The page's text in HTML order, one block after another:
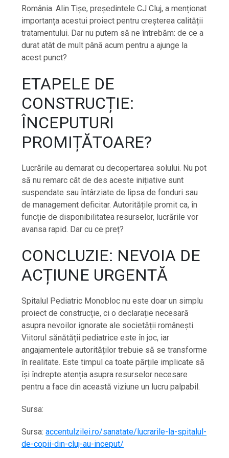
România. Alin Tișe, președintele CJ Cluj, a menționat
importanța acestui proiect pentru creșterea calității
tratamentului. Dar nu putem să ne întrebăm: de ce a
durat atât de mult până acum pentru a ajunge la
acest punct?
ETAPELE DE
CONSTRUCȚIE:
ÎNCEPUTURI
PROMIȚĂTOARE?
Lucrările au demarat cu decopertarea solului. Nu pot
să nu remarc cât de des aceste inițiative sunt
suspendate sau întârziate de lipsa de fonduri sau
de management deficitar. Autoritățile promit ca, în
funcție de disponibilitatea resurselor, lucrările vor
avansa rapid. Dar cu ce preț?
CONCLUZIE: NEVOIA DE
ACȚIUNE URGENTĂ
Spitalul Pediatric Monobloc nu este doar un simplu
proiect de construcție, ci o declarație necesară
asupra nevoilor ignorate ale societății românești.
Viitorul sănătății pediatrice este în joc, iar
angajamentele autorităților trebuie să se transforme
în realitate. Este timpul ca toate părțile implicate să
își îndrepte atenția asupra resurselor necesare
pentru a face din această viziune un lucru palpabil.
Sursa:
Sursa:accentulzilei.ro/sanatate/lucrarile-la-spitalul-
de-copii-din-cluj-au-inceput/